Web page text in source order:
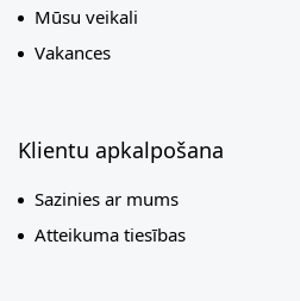
Mūsu veikali
Vakances
Klientu apkalpošana
Sazinies ar mums
Atteikuma tiesības